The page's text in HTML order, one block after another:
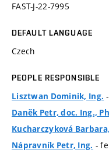
FAST-J-22-7995
DEFAULT LANGUAGE
Czech
PEOPLE RESPONSIBLE
Lisztwan Dominik, Ing.
Daněk Petr, doc. Ing.,
Kucharczyková
Nápravník Petr, Ing. -